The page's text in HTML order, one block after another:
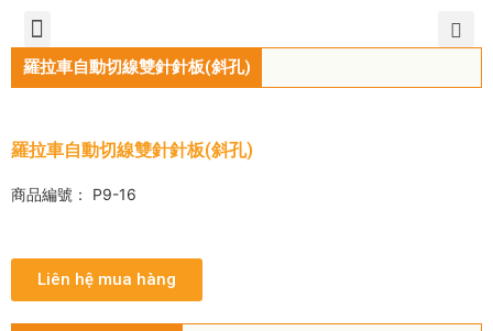
羅拉車自動切線雙針針板(斜孔)
羅拉車自動切線雙針針板(斜孔)
商品編號： P9-16
Liên hệ mua hàng